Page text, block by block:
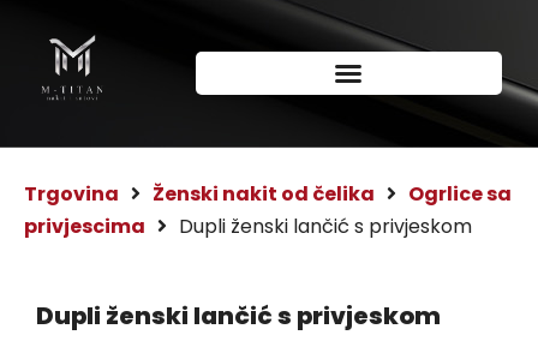
Trgovina Ženski nakit od čelika
Ogrlice sa
privjescima
Dupli ženski lančić s privjeskom
Dupli ženski lančić s privjeskom